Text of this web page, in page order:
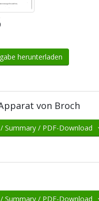
herunterladen
von Broch
/ Summary / PDF-Download
/ Summary / PDF-Download